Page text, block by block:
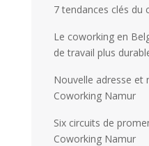
7 tendances clés du
Le coworking en
de travail plus
Nouvelle adresse et
Coworking Namur
Six circuits de
Coworking Namur